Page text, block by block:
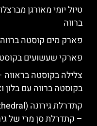
טיול יומי מאורגן
ברווה
פארק מים קוסטה ברווה
פארקי שעשועים
צלילה בקוסטה בראווה
בקוסטה ברווה עם בלון
– קתדרלת סן מרי של